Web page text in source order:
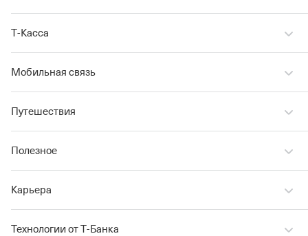
Т‑Касса
Мобильная связь
Путешествия
Полезное
Карьера
Технологии от Т‑Банка